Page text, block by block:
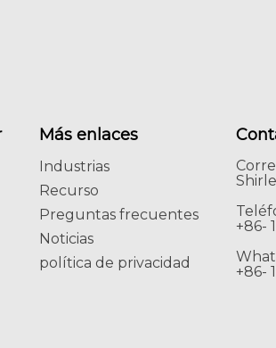
Más enlaces
Industrias
Recurso
Preguntas frecuentes
Noticias
política de privacidad
+86-
+86-